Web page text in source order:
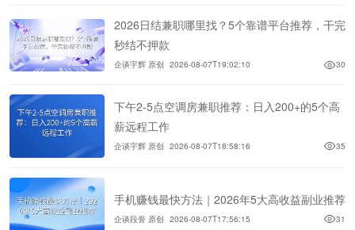
2026日结兼职哪里找？5个靠谱平台推荐，干完
秒结不押款
企谈宇辉 原创 2026-08-07T19:02:10 30
下午2-5点空调房兼职推荐：日入200+的5个高
薪远程工作
企谈宇辉 原创 2026-08-07T18:58:16 35
手机赚钱最快方法｜2026年5大高收益副业推荐
企谈段誉 原创 2026-08-07T17:56:15 31